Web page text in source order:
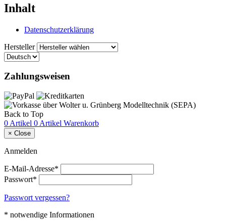
Inhalt
Datenschutzerklärung
Hersteller
Zahlungsweisen
Back to Top
0 Artikel 0 Artikel Warenkorb
× Close
Anmelden
E-Mail-Adresse*
Passwort*
Passwort vergessen?
* notwendige Informationen